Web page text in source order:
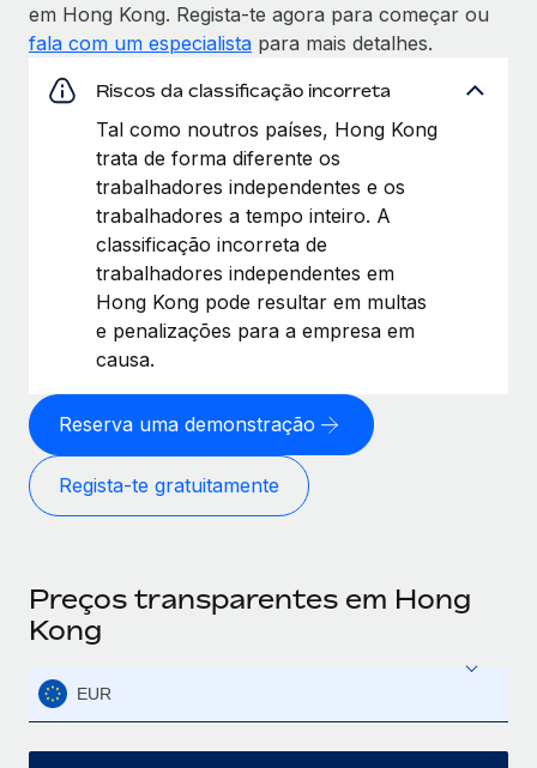
em Hong Kong. Regista-te agora para começar ou
fala com um especialista para mais detalhes.
Riscos da classificação incorreta
Tal como noutros países, Hong Kong
trata de forma diferente os
trabalhadores independentes e os
trabalhadores a tempo inteiro. A
classificação incorreta de
trabalhadores independentes em
Hong Kong pode resultar em multas
e penalizações para a empresa em
causa.
Reserva uma demonstração
Regista-te gratuitamente
Preços transparentes em Hong
Kong
EUR